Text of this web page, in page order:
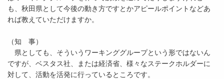
も、秋田県として今後の動き方ですとかアピールポイントなどあ
れば教えていただけますか。
（知 事）
県としても、そういうワーキンググループという形ではないん
ですが、ベスタス社、または経済省、様々なステークホルダーに
対して、活動を活発に行っているところです。